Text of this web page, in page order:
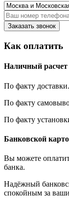
Заказать звонок
Как оплатить
Наличный расчет
По факту доставки.
По факту
По факту
Банковской
Вы можете
банка.
Надёжный
спокойным за ваши